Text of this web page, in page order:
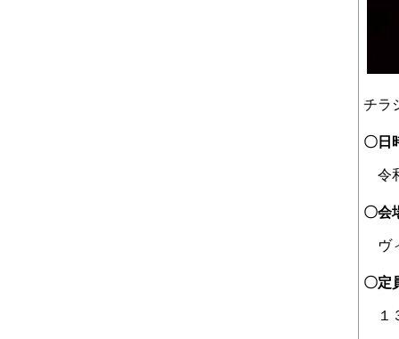
チラ
〇日
令
〇会
ヴ
〇定
１